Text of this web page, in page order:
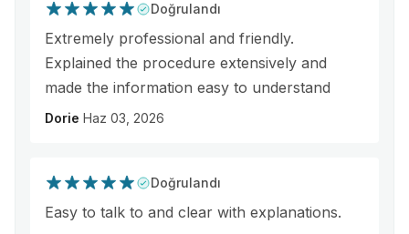
Doğrulandı
Extremely professional and friendly.
Explained the procedure extensively and
made the information easy to understand
Dorie Haz 03, 2026
Doğrulandı
Easy to talk to and clear with explanations.